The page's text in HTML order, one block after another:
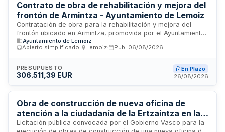
Contrato de obra de rehabilitación y mejora del
frontón de Armintza - Ayuntamiento de Lemoiz
Contratación de obra para la rehabilitación y mejora del
frontón ubicado en Armintza, promovida por el Ayuntamiento
de Lemoiz. Se trata de un contrato de construcción que
incluye trabajos de reparación y acondicionamiento de la
abierto simplificado, evaluando múltiples criterios técnicos y
económicos. La ejecución se realizará mediante precios
edificaciones y estructuras metálicas.
Ayuntamiento de Lemoiz
Abierto simplificado
Lemoiz Pub. 06/08/2026
PRESUPUESTO
306.511,39 EUR
En Plazo
26/08/2026
Obra de construcción de nueva oficina de
atención a la ciudadanía de la Ertzaintza en la
estación de Atotxa de Donostia
Licitación pública convocada por el Gobierno Vasco para la